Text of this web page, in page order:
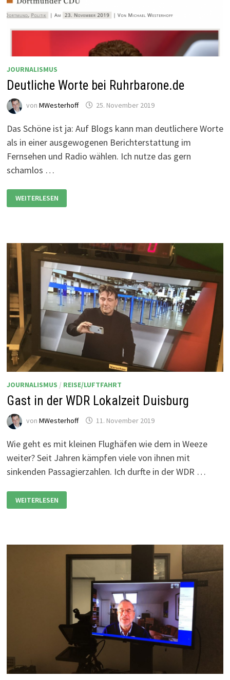
JOURNALISMUS
Deutliche Worte bei Ruhrbarone.de
von MWesterhoff 25. November 2019
Das Schöne ist ja: Auf Blogs kann man deutlichere Worte
als in einer ausgewogenen Berichterstattung im
Fernsehen und Radio wählen. Ich nutze das gern
schamlos …
WORTE
BEI
WEITERLESEN
JOURNALISMUS / REISE/LUFTFAHRT
Gast in der WDR Lokalzeit Duisburg
von MWesterhoff 11. November 2019
Wie geht es mit kleinen Flughäfen wie dem in Weeze
weiter? Seit Jahren kämpfen viele von ihnen mit
sinkenden Passagierzahlen. Ich durfte in der WDR …
IN
DER
WEITERLESEN